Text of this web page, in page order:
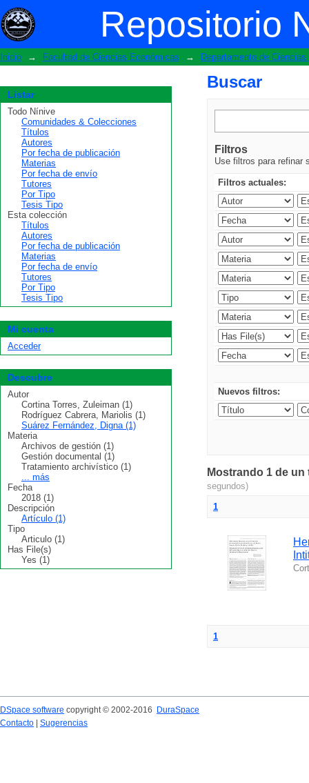
Repositorio
Buscar
Inicio → Facultad de Ciencias Económicas → Departamento de
Buscar
Filtros
Use filtros para refinar
Filtros actuales:
Nuevos filtros:
Mostrando 1 de
segundos)
1
1
Listar
Todo Nínive
Comunidades & Colecciones
Títulos
Autores
Por fecha de publicación
Materias
Por fecha de envío
Tutores
Por Tipo
Tesis Tipo
Esta colección
Títulos
Autores
Por fecha de publicación
Materias
Por fecha de envío
Tutores
Por Tipo
Tesis Tipo
Mi cuenta
Acceder
Descubre
Autor
Cortina Torres, Zuleiman (1)
Rodríguez Cabrera, Mariolis (1)
Suárez Fernández, Digna (1)
Materia
Archivos de gestión (1)
Gestión documental (1)
Tratamiento archivístico (1)
... más
Fecha
2018 (1)
Descripción
Artículo (1)
Tipo
Articulo (1)
Has File(s)
Yes (1)
DSpace software copyright © 2002-2016
DuraSpace
Contacto
Sugerencias